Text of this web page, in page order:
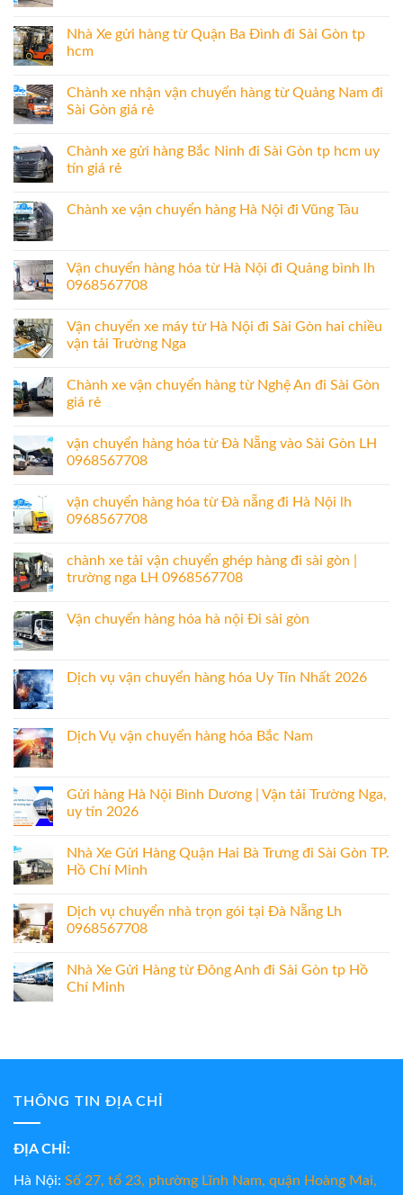
Nhà Xe gửi hàng từ Quận Ba Đình đi Sài Gòn tp
hcm
Chành xe nhận vận chuyển hàng từ Quảng Nam đi
Sài Gòn giá rẻ
Chành xe gửi hàng Bắc Ninh đi Sài Gòn tp hcm uy
tín giá rẻ
Chành xe vận chuyển hàng Hà Nội đi Vũng Tàu
Vận chuyển hàng hóa từ Hà Nội đi Quảng bình lh
0968567708
Vận chuyển xe máy từ Hà Nội đi Sài Gòn hai chiều
vận tải Trường Nga
Chành xe vận chuyển hàng từ Nghệ An đi Sài Gòn
giá rẻ
vận chuyển hàng hóa từ Đà Nẵng vào Sài Gòn LH
0968567708
vận chuyển hàng hóa từ Đà nẵng đi Hà Nội lh
0968567708
chành xe tải vận chuyển ghép hàng đi sài gòn |
trường nga LH 0968567708
Vận chuyển hàng hóa hà nội Đi sài gòn
Dịch vụ vận chuyển hàng hóa Uy Tín Nhất 2026
Dịch Vụ vận chuyển hàng hóa Bắc Nam
Gửi hàng Hà Nội Bình Dương | Vận tải Trường Nga,
uy tín 2026
Nhà Xe Gửi Hàng Quận Hai Bà Trưng đi Sài Gòn TP.
Hồ Chí Minh
Dịch vụ chuyển nhà trọn gói tại Đà Nẵng Lh
0968567708
Nhà Xe Gửi Hàng từ Đông Anh đi Sài Gòn tp Hồ
Chí Minh
THÔNG TIN ĐỊA CHỈ
ĐỊA CHỈ:
Hà Nội: Số 27, tổ 23, phường Lĩnh Nam, quận Hoàng Mai,